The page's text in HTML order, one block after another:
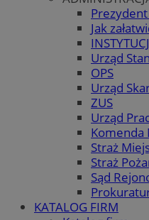
Jak
Urząd
OPS
Urząd
ZUS
Urząd
Komenda
Straż
Straż
Sąd
KATALOG FIRM